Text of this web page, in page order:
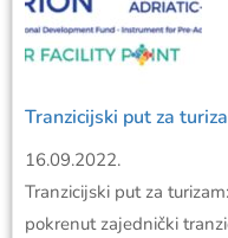
Tranzicijski put za
16.09.2022.
Tranzicijski put za
pokrenut zajednički